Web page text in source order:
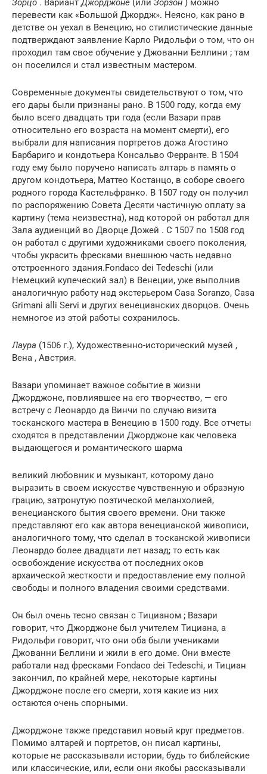
Зорцо . ВариантДжорджоне (или Зорзон ) можно
перевести как «Большой Джордж». Неясно, как рано в
детстве он уехал в Венецию, но стилистические данные
подтверждают заявление Карло Ридольфи о том, что он
проходил там свое обучение у Джованни Беллини ; там
он поселился и стал известным мастером.
Современные документы свидетельствуют о том, что
его дары были признаны рано. В 1500 году, когда ему
было всего двадцать три года (если Вазари прав
относительно его возраста на момент смерти), его
выбрали для написания портретов дожа Агостино
Барбариго и кондотьера Консальво Ферранте. В 1504
году ему было поручено написать алтарь в память о
другом кондотьера, Маттео Костанцо, в соборе своего
родного города Кастельфранко. В 1507 году он получил
по распоряжению Совета Десяти частичную оплату за
картину (тема неизвестна), над которой он работал для
Зала аудиенций во Дворце Дожей . С 1507 по 1508 год
он работал с другими художниками своего поколения,
чтобы украсить фресками внешнюю часть недавно
отстроенного здания.Fondaco dei Tedeschi (или
Немецкий купеческий зал) в Венеции, уже выполнив
аналогичную работу над экстерьером Casa Soranzo, Casa
Grimani alli Servi и других венецианских дворцов. Очень
немногое из этой работы сохранилось.
Лаура (1506 г.), Художественно-исторический музей ,
Вена , Австрия.
Вазари упоминает важное событие в жизни
Джорджоне, повлиявшее на его творчество, — его
встречу с Леонардо да Винчи по случаю визита
тосканского мастера в Венецию в 1500 году. Все отчеты
сходятся в представлении Джорджоне как человека
выдающегося и романтического шарма
великий любовник и музыкант, которому дано
выразить в своем искусстве чувственную и образную
грацию, затронутую поэтической меланхолией,
венецианского бытия своего времени. Они также
представляют его как автора венецианской живописи,
аналогичного тому, что сделал в тосканской живописи
Леонардо более двадцати лет назад; то есть как
освобождение искусства от последних оков
архаической жесткости и предоставление ему полной
свободы и полного владения своими средствами.
Он был очень тесно связан с Тицианом ; Вазари
говорит, что Джорджоне был учителем Тициана, а
Ридольфи говорит, что они оба были учениками
Джованни Беллини и жили в его доме. Они вместе
работали над фресками Fondaco dei Tedeschi, и Тициан
закончил, по крайней мере, некоторые картины
Джорджоне после его смерти, хотя какие из них
остаются очень спорными.
Джорджоне также представил новый круг предметов.
Помимо алтарей и портретов, он писал картины,
которые не рассказывали истории, будь то библейские
или классические, или, если они якобы рассказывали